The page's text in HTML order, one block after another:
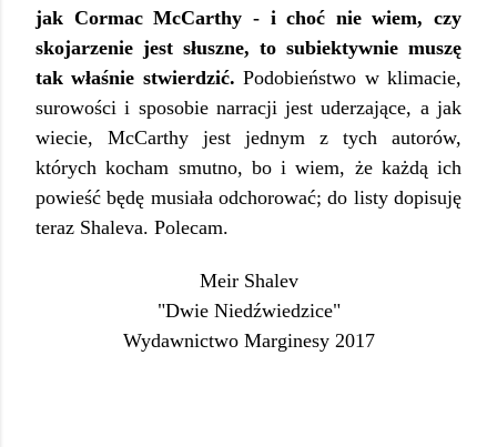
jak Cormac McCarthy - i choć nie wiem, czy
skojarzenie jest słuszne, to subiektywnie muszę
tak właśnie stwierdzić.Podobieństwo w klimacie,
surowości i sposobie narracji jest uderzające, a jak
wiecie, McCarthy jest jednym z tych autorów,
których kocham smutno, bo i wiem, że każdą ich
powieść będę musiała odchorować; do listy dopisuję
teraz Shaleva. Polecam.
Meir Shalev
"Dwie Niedźwiedzice"
Wydawnictwo Marginesy 2017